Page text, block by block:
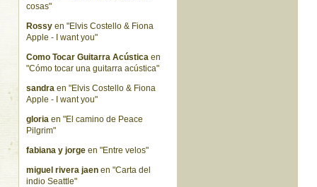
cosas"
Rossy en "Elvis Costello & Fiona
Apple - I want you"
Como Tocar Guitarra Acústica en
"Cómo tocar una guitarra acústica"
sandra en "Elvis Costello & Fiona
Apple - I want you"
gloria en "El camino de Peace
Pilgrim"
fabiana y jorge en "Entre velos"
miguel rivera jaen en "Carta del
indio Seattle"